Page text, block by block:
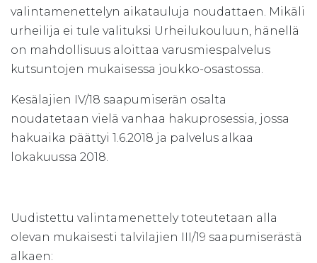
valintamenettelyn aikatauluja noudattaen. Mikäli
urheilija ei tule valituksi Urheilukouluun, hänellä
on mahdollisuus aloittaa varusmiespalvelus
kutsuntojen mukaisessa joukko-osastossa.
Kesälajien IV/18 saapumiserän osalta
noudatetaan vielä vanhaa hakuprosessia, jossa
hakuaika päättyi 1.6.2018 ja palvelus alkaa
lokakuussa 2018.
Uudistettu valintamenettely toteutetaan alla
olevan mukaisesti talvilajien III/19 saapumiserästä
alkaen: